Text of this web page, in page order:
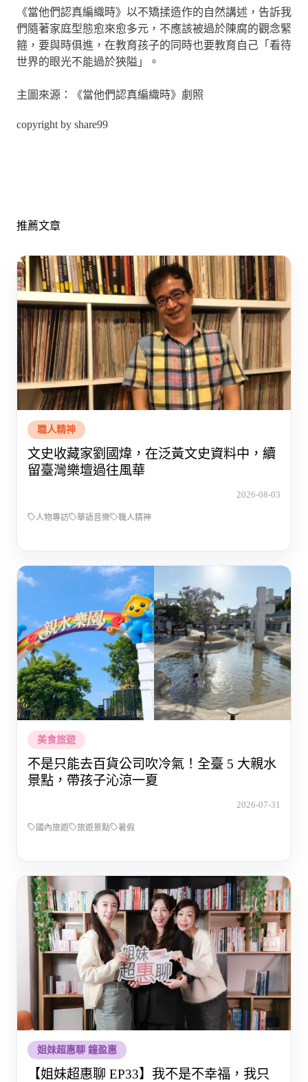
《當他們認真編織時》以不矯揉造作的自然講述，告訴我
們隨著家庭型態愈來愈多元，不應該被過於陳腐的觀念緊
箍，要與時俱進，在教育孩子的同時也要教育自己「看待
世界的眼光不能過於狹隘」。
主圖來源：《當他們認真編織時》劇照
copyright by share99
推薦文章
職人精神
文史收藏家劉國煒，在泛黃文史資料中，續
留臺灣樂壇過往風華
2026-08-03
人物專訪 華語音樂 職人精神
美食旅遊
不是只能去百貨公司吹冷氣！全臺 5 大親水
景點，帶孩子沁涼一夏
2026-07-31
國內旅遊 旅遊景點 暑假
姐妹超惠聊 鐘盈惠
【姐妹超惠聊 EP33】我不是不幸福，我只